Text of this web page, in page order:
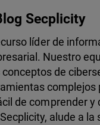
Secplicity
líder de
Nuestro
de
complejos
de comprender y
alude a la